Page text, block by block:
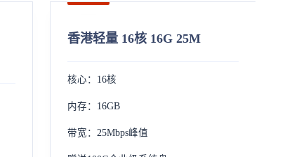
香港轻量 16核 16G 25M
核心：16核
内存：16GB
带宽：25Mbps峰值